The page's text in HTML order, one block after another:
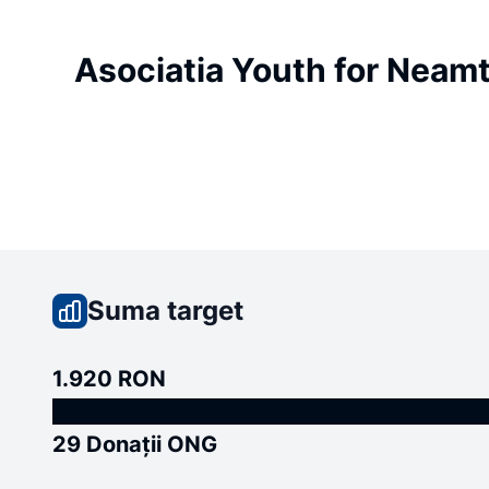
Asociatia Youth for
Suma target
1.920 RON
29 Donații ONG